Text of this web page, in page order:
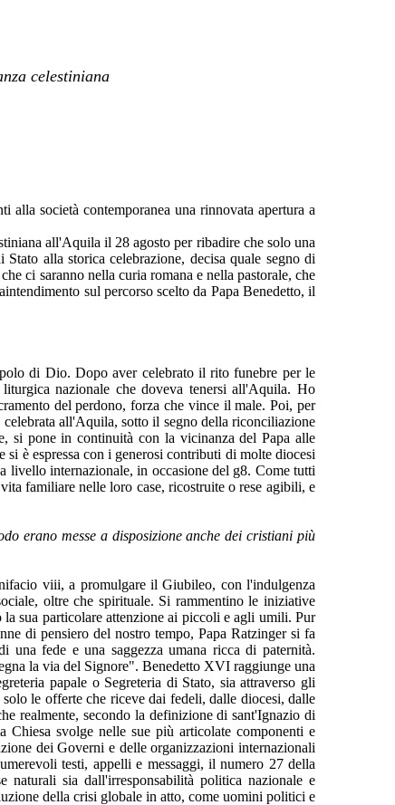
celestiniana
società contemporanea una rinnovata apertura a
all'Aquila il 28 agosto per ribadire che solo una
alla storica celebrazione, decisa quale segno di
ci saranno nella curia romana e nella pastorale, che
sul percorso scelto da Papa Benedetto, il
di Dio. Dopo aver celebrato il rito funebre per le
nazionale che doveva tenersi all'Aquila. Ho
del perdono, forza che vince il male. Poi, per
all'Aquila, sotto il segno della riconciliazione
si pone in continuità con la vicinanza del Papa alle
è espressa con i generosi contributi di molte diocesi
livello internazionale, in occasione del g8. Come tutti
familiare nelle loro case, ricostruite o rese agibili, e
erano messe a disposizione anche dei cristiani più
viii, a promulgare il Giubileo, con l'indulgenza
oltre che spirituale. Si rammentino le iniziative
sua particolare attenzione ai piccoli e agli umili. Pur
di pensiero del nostro tempo, Papa Ratzinger si fa
fede e una saggezza umana ricca di paternità.
la via del Signore". Benedetto XVI raggiunge una
papale o Segreteria di Stato, sia attraverso gli
le offerte che riceve dai fedeli, dalle diocesi, dalle
realmente, secondo la definizione di sant'Ignazio di
svolge nelle sue più articolate componenti e
dei Governi e delle organizzazioni internazionali
testi, appelli e messaggi, il numero 27 della
naturali sia dall'irresponsabilità politica nazionale e
della crisi globale in atto, come uomini politici e